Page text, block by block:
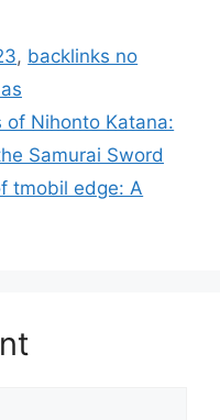
, backlinks no
of Nihonto Katana:
Samurai Sword
tmobil edge: A